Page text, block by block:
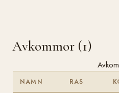
Avkommor (1)
NAMN RAS